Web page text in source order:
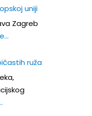
uniji
Zagreb
ruža